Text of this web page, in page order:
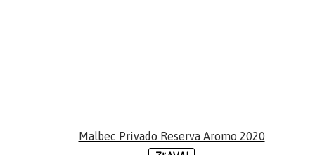
Malbec Privado Reserva Aromo 2020